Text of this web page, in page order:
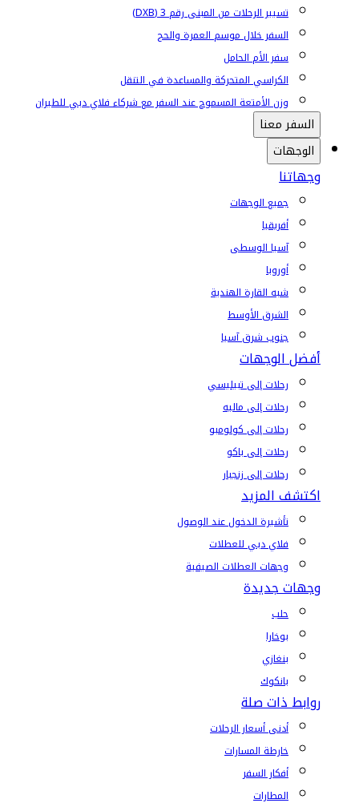
تسيير الرحلات من المبنى رقم 3 (DXB)
السفر خلال موسم العمرة والحج
سفر الأم الحامل
الكراسي المتحركة والمساعدة في التنقل
وزن الأمتعة المسموح عند السفر مع شركاء فلاي دبي للطيران
السفر معنا
الوجهات
وجهاتنا
جميع الوجهات
أفريقيا
آسيا الوسطى
أوروبا
شبه القارة الهندية
الشرق الأوسط
جنوب شرق آسيا
أفضل الوجهات
رحلات إلى تبيليسي
رحلات إلى ماليه
رحلات إلى كولومبو
رحلات إلى باكو
رحلات إلى زنجبار
اكتشف المزيد
تأشيرة الدخول عند الوصول
فلاي دبي للعطلات
وجهات العطلات الصيفية
وجهات جديدة
حلب
بوخارا
بنغازي
بانكوك
روابط ذات صلة
أدنى أسعار الرحلات
خارطة المسارات
أفكار السفر
المطارات